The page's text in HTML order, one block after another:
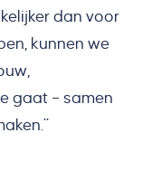
dan voor
kunnen we
gaat – samen